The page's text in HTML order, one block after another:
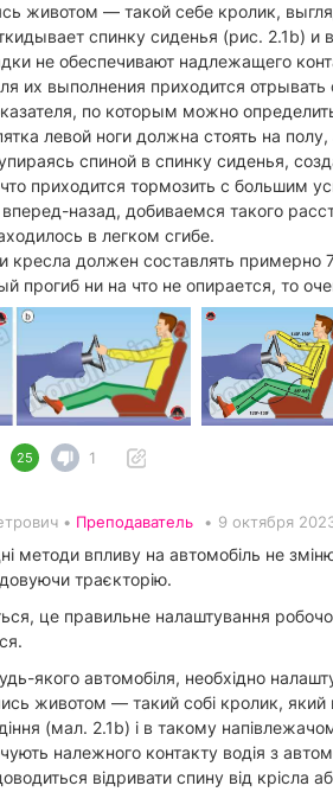
животом — такой себе кролик,
спинку сиденья (рис. 2.1b)
не обеспечивают надлежащего
их выполнения приходится
по которым можно
левой ноги должна стоять на
спиной в спинку сиденья,
приходится тормозить с большим
назад, добиваемся такого
в легком сгибе.
кресла должен составлять
прогиб ни на что не опирается, то
25 1
• Преподаватель • 9 октября
методи впливу на автомобіль не
траєкторію.
це правильне налаштування
якого автомобіля, необхідно
животом — такий собі кролик, який
(мал. 2.1b) і в такому
належного контакту водія з
відривати спину від крісла